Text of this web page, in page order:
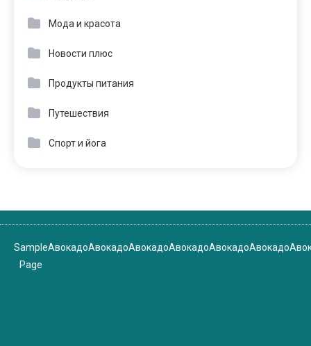
Мода и красота
Новости плюс
Продукты питания
Путешествия
Спорт и йога
Sample
Page
АвокадоАвокадоАвокадоАвокадоАвокадоАвокадо